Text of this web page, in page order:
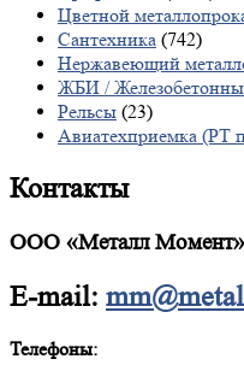
Цветной
Сантехника (742)
Нержавеющий
ЖБИ /
Рельсы (23)
Авиатехприемка (РТ
Контакты
ООО «Металл Момент»
E-mail:
Телефоны: